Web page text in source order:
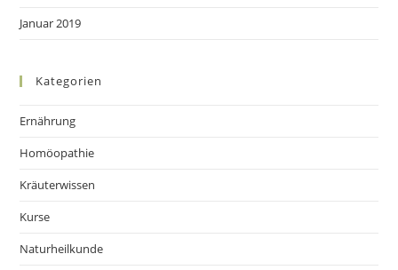
Januar 2019
Kategorien
Ernährung
Homöopathie
Kräuterwissen
Kurse
Naturheilkunde